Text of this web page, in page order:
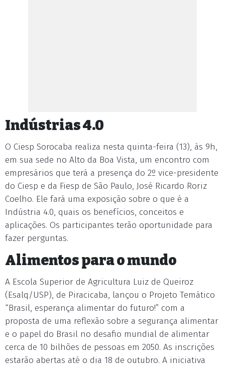
Indústrias 4.0
O Ciesp Sorocaba realiza nesta quinta-feira (13), às 9h,
em sua sede no Alto da Boa Vista, um encontro com
empresários que terá a presença do 2º vice-presidente
do Ciesp e da Fiesp de São Paulo, José Ricardo Roriz
Coelho. Ele fará uma exposição sobre o que é a
Indústria 4.0, quais os benefícios, conceitos e
aplicações. Os participantes terão oportunidade para
fazer perguntas.
Alimentos para o mundo
A Escola Superior de Agricultura Luiz de Queiroz
(Esalq/USP), de Piracicaba, lançou o Projeto Temático
“Brasil, esperança alimentar do futuro!” com a
proposta de uma reflexão sobre a segurança alimentar
e o papel do Brasil no desafio mundial de alimentar
cerca de 10 bilhões de pessoas em 2050. As inscrições
estarão abertas até o dia 18 de outubro. A iniciativa